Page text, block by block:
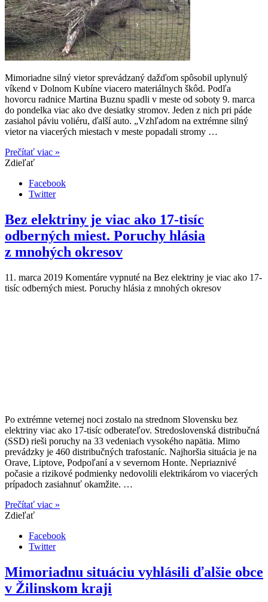
Mimoriadne silný vietor sprevádzaný dažďom spôsobil uplynulý
víkend v Dolnom Kubíne viacero materiálnych škôd. Podľa
hovorcu radnice Martina Buznu spadli v meste od soboty 9. marca
do pondelka viac ako dve desiatky stromov. Jeden z nich pri páde
zasiahol páviu voliéru, ďalší auto. „Vzhľadom na extrémne silný
vietor na viacerých miestach v meste popadali stromy …
Prečítať viac »
Zdieľať
Facebook
Twitter
Bez elektriny je viac ako 17-tisíc
odberných miest. Poruchy hlásia
z mnohých okresov
11. marca 2019 Komentáre vypnuté na Bez elektriny je viac ako 17-
tisíc odberných miest. Poruchy hlásia z mnohých okresov
Po extrémne veternej noci zostalo na strednom Slovensku bez
elektriny viac ako 17-tisíc odberateľov. Stredoslovenská distribučná
(SSD) rieši poruchy na 33 vedeniach vysokého napätia. Mimo
prevádzky je 460 distribučných trafostaníc. Najhoršia situácia je na
Orave, Liptove, Podpoľaní a v severnom Honte. Nepriaznivé
počasie a rizikové podmienky nedovolili elektrikárom vo viacerých
prípadoch zasiahnuť okamžite. …
Prečítať viac »
Zdieľať
Facebook
Twitter
Mimoriadnu situáciu vyhlásili ďalšie obce
v Žilinskom kraji